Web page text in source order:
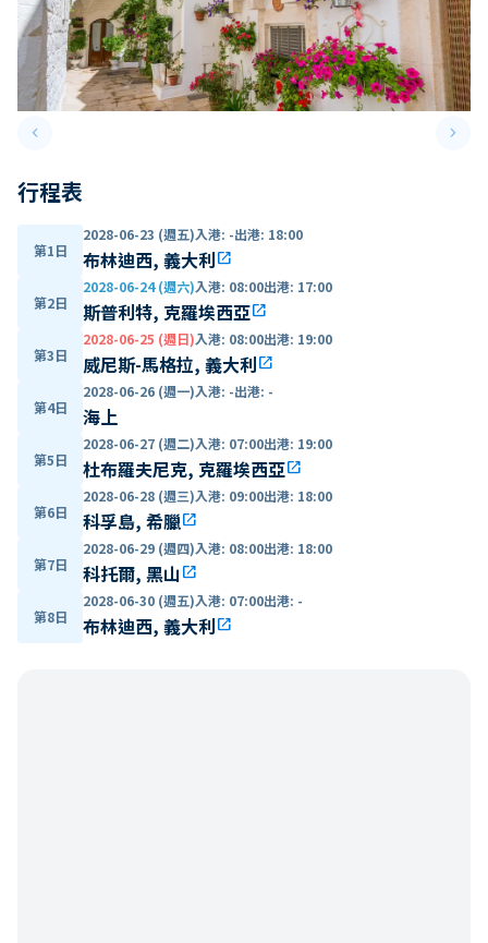
keyboard_arrow_leftPrevious slide keyboard_arrow_right
行程表
第1日
2028-06-23 (週五)入港: -出港: 18:00
布林迪西, 義大利open_in_new
第2日
2028-06-24 (週六)入港: 08:00出港: 17:00
斯普利特, 克羅埃西亞open_in_new
第3日
2028-06-25 (週日)入港: 08:00出港: 19:00
威尼斯-馬格拉, 義大利open_in_new
第4日
2028-06-26 (週一)入港: -出港: -
海上
第5日
2028-06-27 (週二)入港: 07:00出港: 19:00
杜布羅夫尼克, 克羅埃西亞open_in_new
第6日
2028-06-28 (週三)入港: 09:00出港: 18:00
科孚島, 希臘open_in_new
第7日
2028-06-29 (週四)入港: 08:00出港: 18:00
科托爾, 黑山 open_in_new
第8日
2028-06-30 (週五)入港: 07:00出港: -
布林迪西, 義大利open_in_new